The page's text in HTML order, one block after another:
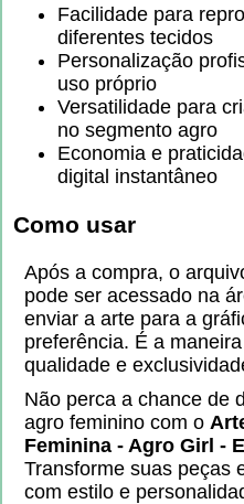
Facilidade para
diferentes tecidos
Personalização
uso próprio
Versatilidade para
no segmento agro
Economia e
digital instantâneo
Como usar
Após a compra, o
pode ser acessado na
enviar a arte para a
preferência. É a
qualidade e
Não perca a chance de
agro feminino com o
Feminina - Agro Girl -
Transforme suas peças
com estilo e